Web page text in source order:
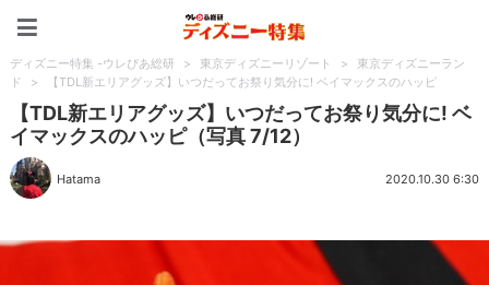
ディズニー特集 -ウレぴあ総研 > 東京ディズニーリゾート >
東京ディズニーラン
ド
> 【TDL新エリアグッズ】いつだってお祭り気分に! ベイマックスのハッピ
【TDL新エリアグッズ】いつだってお祭り気分に! ベ
イマックスのハッピ（写真 7/12）
Hatama 2020.10.30 6:30